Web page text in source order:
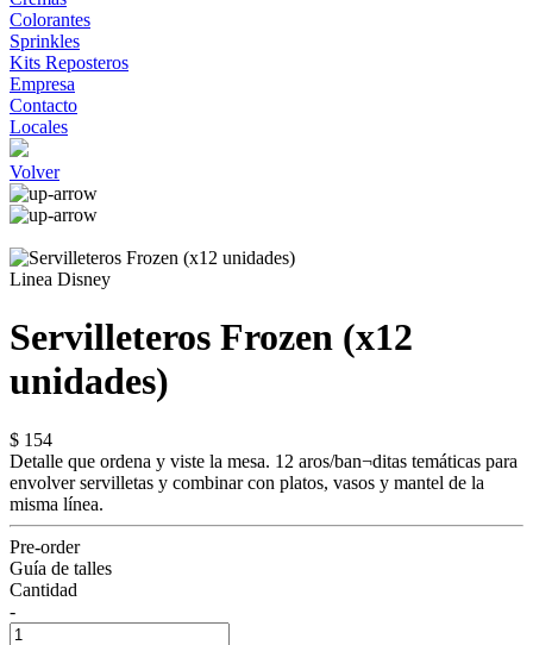
Colorantes
Sprinkles
Kits Reposteros
Empresa
Contacto
Locales
Volver
Linea Disney
Servilleteros Frozen (x12
unidades)
$ 154
Detalle que ordena y viste la mesa. 12 aros/ban¬ditas temáticas para
envolver servilletas y combinar con platos, vasos y mantel de la
misma línea.
Pre-order
Guía de talles
Cantidad
-